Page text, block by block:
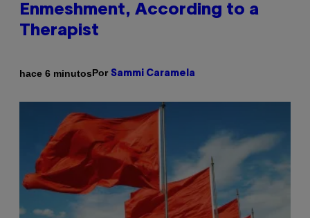
Enmeshment, According to a
Therapist
hace 6 minutosPor Sammi Caramela